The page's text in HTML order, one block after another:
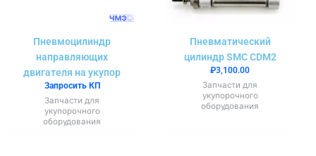
Пневмоцилиндр
направляющих
двигателя на укупор
Запросить КП
Запчасти для
укупорочного
оборудования
Пневматический
цилиндр SMC CDM2
₽3,100.00
Запчасти для
укупорочного
оборудования